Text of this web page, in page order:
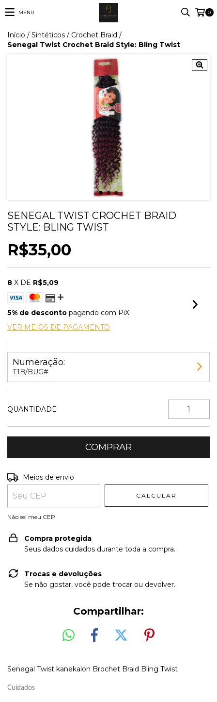
MENU 0
Início / Sintéticos / Crochet Braid /
Senegal Twist Crochet Braid Style: Bling Twist
SENEGAL TWIST CROCHET BRAID
STYLE: BLING TWIST
R$35,00
8 X DE R$5,09
5% de desconto pagando com PiX
VER MEIOS DE PAGAMENTO
Numeração:
T1B/BUG#
QUANTIDADE
Entregas para o CEP:
Meios de envio
CALCULAR
Não sei meu CEP
Compra protegida
Seus dados cuidados durante toda a compra.
Trocas e devoluções
Se não gostar, você pode trocar ou devolver.
Compartilhar:
Senegal Twist kanekalon Brochet Braid Bling Twist
Cuidados